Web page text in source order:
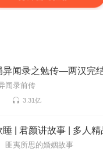
异闻录之勉传—两汉完
闻录前传
3.31亿
睡 | 君颜讲故事 | 多人精
匪夷所思的婚姻故事